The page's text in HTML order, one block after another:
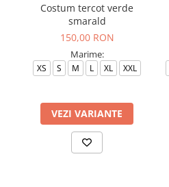
Costum tercot verde
smarald
150,00 RON
Marime:
XS S M L XL XXL
VEZI VARIANTE